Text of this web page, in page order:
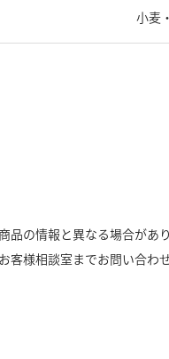
小麦
の情報と異なる場合があ
様相談室までお問い合わ